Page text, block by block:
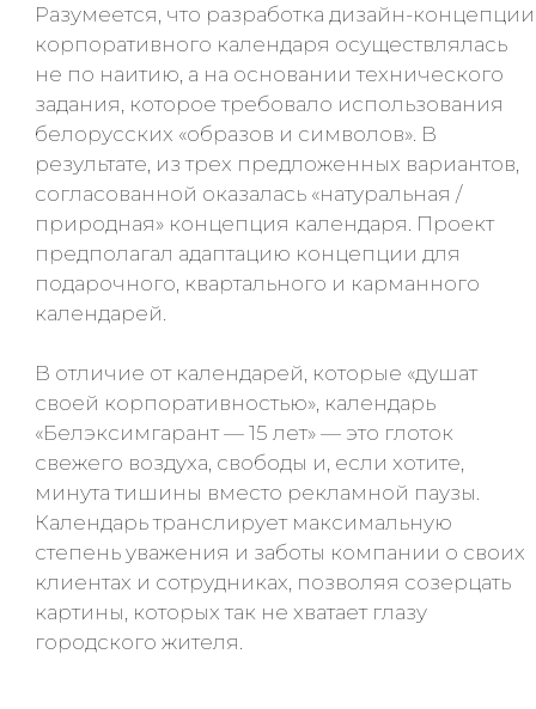
Разумеется, что разработка дизайн-концепции
корпоративного календаря осуществлялась
не по наитию, а на основании технического
задания, которое требовало использования
белорусских «образов и символов». В
результате, из трех предложенных вариантов,
согласованной оказалась «натуральная /
природная» концепция календаря. Проект
предполагал адаптацию концепции для
подарочного, квартального и карманного
календарей.
В отличие от календарей, которые «душат
своей корпоративностью», календарь
«Белэксимгарант — 15 лет» — это глоток
свежего воздуха, свободы и, если хотите,
минута тишины вместо рекламной паузы.
Календарь транслирует максимальную
степень уважения и заботы компании о своих
клиентах и сотрудниках, позволяя созерцать
картины, которых так не хватает глазу
городского жителя.